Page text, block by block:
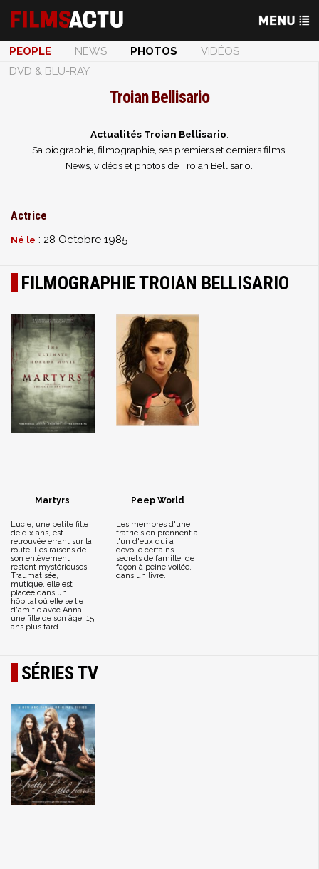
PEOPLE NEWS PHOTOS
VIDÉOS
DVD & BLU-RAY
Troian Bellisario
Actualités Troian Bellisario
Sa biographie, filmographie, ses premiers et derniers films.
News, vidéos et photos de Troian Bellisario.
Actrice
Né le : 28 Octobre 1985
FILMOGRAPHIE TROIAN BELLISARIO
Martyrs
Lucie, une petite fille
de dix ans, est
retrouvée errant sur la
route. Les raisons de
son enlèvement
restent mystérieuses.
Traumatisée,
mutique, elle est
placée dans un
hôpital où elle se lie
d'amitié avec Anna,
une fille de son âge. 15
ans plus tard...
Peep World
Les membres d'une
fratrie s'en prennent à
l'un d'eux qui a
dévoilé certains
secrets de famille, de
façon à peine voilée,
dans un livre.
SÉRIES TV